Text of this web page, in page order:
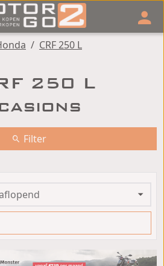
/ CRF 250 L
250 L
Filter